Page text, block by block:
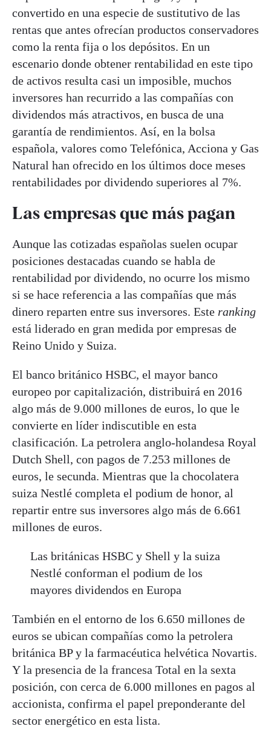
convertido en una especie de sustitutivo de las
rentas que antes ofrecían productos conservadores
como la renta fija o los depósitos. En un
escenario donde obtener rentabilidad en este tipo
de activos resulta casi un imposible, muchos
inversores han recurrido a las compañías con
dividendos más atractivos, en busca de una
garantía de rendimientos. Así, en la bolsa
española, valores como Telefónica, Acciona y Gas
Natural han ofrecido en los últimos doce meses
rentabilidades por dividendo superiores al 7%.
Las empresas que más pagan
Aunque las cotizadas españolas suelen ocupar
posiciones destacadas cuando se habla de
rentabilidad por dividendo, no ocurre los mismo
si se hace referencia a las compañías que más
dinero reparten entre sus inversores. Este ranking
está liderado en gran medida por empresas de
Reino Unido y Suiza.
El banco británico HSBC, el mayor banco
europeo por capitalización, distribuirá en 2016
algo más de 9.000 millones de euros, lo que le
convierte en líder indiscutible en esta
clasificación. La petrolera anglo-holandesa Royal
Dutch Shell, con pagos de 7.253 millones de
euros, le secunda. Mientras que la chocolatera
suiza Nestlé completa el podium de honor, al
repartir entre sus inversores algo más de 6.661
millones de euros.
Las británicas HSBC y Shell y la suiza
Nestlé conforman el podium de los
mayores dividendos en Europa
También en el entorno de los 6.650 millones de
euros se ubican compañías como la petrolera
británica BP y la farmacéutica helvética Novartis.
Y la presencia de la francesa Total en la sexta
posición, con cerca de 6.000 millones en pagos al
accionista, confirma el papel preponderante del
sector energético en esta lista.